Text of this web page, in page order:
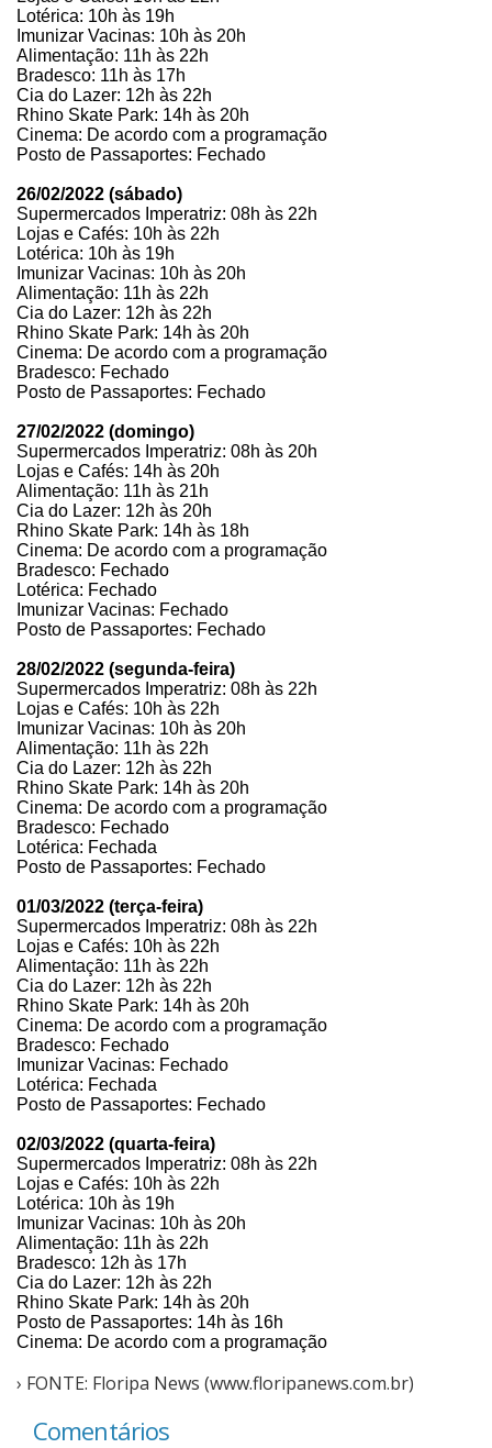
Lotérica: 10h às 19h
Imunizar Vacinas: 10h às 20h
Alimentação: 11h às 22h
Bradesco: 11h às 17h
Cia do Lazer: 12h às 22h
Rhino Skate Park: 14h às 20h
Cinema: De acordo com a programação
Posto de Passaportes: Fechado
26/02/2022 (sábado)
Supermercados Imperatriz: 08h às 22h
Lojas e Cafés: 10h às 22h
Lotérica: 10h às 19h
Imunizar Vacinas: 10h às 20h
Alimentação: 11h às 22h
Cia do Lazer: 12h às 22h
Rhino Skate Park: 14h às 20h
Cinema: De acordo com a programação
Bradesco: Fechado
Posto de Passaportes: Fechado
27/02/2022 (domingo)
Supermercados Imperatriz: 08h às 20h
Lojas e Cafés: 14h às 20h
Alimentação: 11h às 21h
Cia do Lazer: 12h às 20h
Rhino Skate Park: 14h às 18h
Cinema: De acordo com a programação
Bradesco: Fechado
Lotérica: Fechado
Imunizar Vacinas: Fechado
Posto de Passaportes: Fechado
28/02/2022 (segunda-feira)
Supermercados Imperatriz: 08h às 22h
Lojas e Cafés: 10h às 22h
Imunizar Vacinas: 10h às 20h
Alimentação: 11h às 22h
Cia do Lazer: 12h às 22h
Rhino Skate Park: 14h às 20h
Cinema: De acordo com a programação
Bradesco: Fechado
Lotérica: Fechada
Posto de Passaportes: Fechado
01/03/2022 (terça-feira)
Supermercados Imperatriz: 08h às 22h
Lojas e Cafés: 10h às 22h
Alimentação: 11h às 22h
Cia do Lazer: 12h às 22h
Rhino Skate Park: 14h às 20h
Cinema: De acordo com a programação
Bradesco: Fechado
Imunizar Vacinas: Fechado
Lotérica: Fechada
Posto de Passaportes: Fechado
02/03/2022 (quarta-feira)
Supermercados Imperatriz: 08h às 22h
Lojas e Cafés: 10h às 22h
Lotérica: 10h às 19h
Imunizar Vacinas: 10h às 20h
Alimentação: 11h às 22h
Bradesco: 12h às 17h
Cia do Lazer: 12h às 22h
Rhino Skate Park: 14h às 20h
Posto de Passaportes: 14h às 16h
Cinema: De acordo com a programação
› FONTE: Floripa News (www.floripanews.com.br)
Comentários